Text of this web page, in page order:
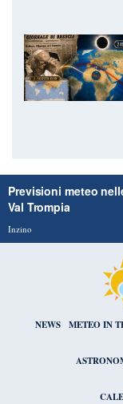
Previsioni meteo
Val Trompia
Inzino
NEWS METEO IN